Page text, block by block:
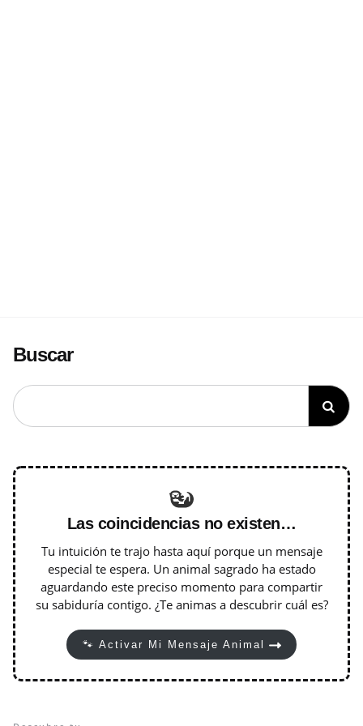
Buscar
Las coincidencias no existen…
Tu intuición te trajo hasta aquí porque un mensaje
especial te espera. Un animal sagrado ha estado
aguardando este preciso momento para compartir
su sabiduría contigo. ¿Te animas a descubrir cuál es?
🐾 Activar Mi Mensaje Animal